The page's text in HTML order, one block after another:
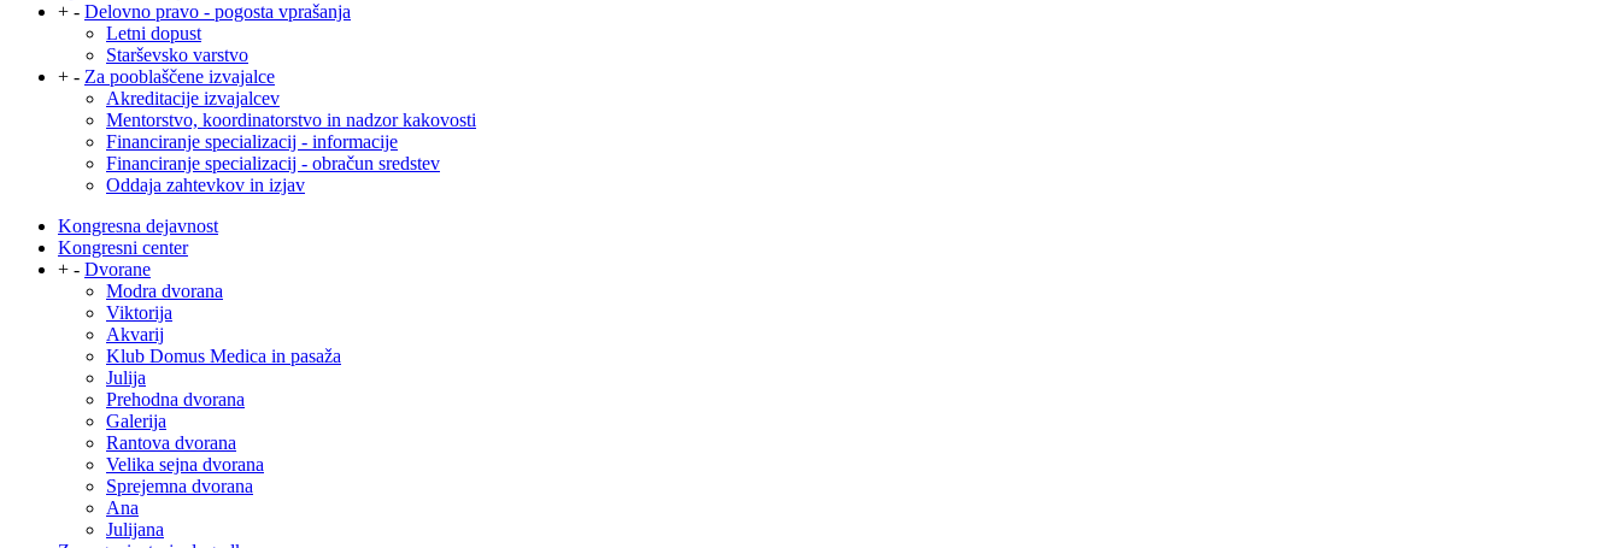
+ - Delovno pravo - pogosta vprašanja
Letni dopust
Starševsko varstvo
+ - Za pooblaščene izvajalce
Akreditacije izvajalcev
Mentorstvo, koordinatorstvo in nadzor kakovosti
Financiranje specializacij - informacije
Financiranje specializacij - obračun sredstev
Oddaja zahtevkov in izjav
Kongresna dejavnost
Kongresni center
+ - Dvorane
Modra dvorana
Viktorija
Akvarij
Klub Domus Medica in pasaža
Julija
Prehodna dvorana
Galerija
Rantova dvorana
Velika sejna dvorana
Sprejemna dvorana
Ana
Julijana